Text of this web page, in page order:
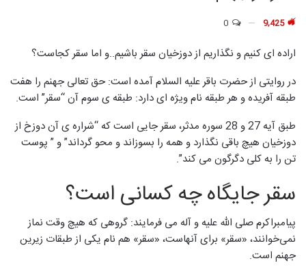
9,425
اراده ای کنیم و نگذاریم از دوزخیان سقر باشیم..و اما سقر کجاست؟
در روايتی از حضرت باقر علیه السلام آمده است: حق تعالی جهنم را هفت
طبقه آفريده و هر طبقه نام ويژه ای دارد: طبقه ی سوم آن “سقر” است.
طبق آیه 27 و 28 سوره مدثر، سقر جایی است که “شراره ی آن دوزخ از
دوزخیان هیچ باقی نگذارد و همه را بسوزاند و محو گرداند” و ” پوست
تن را به کلی دگرگون می کند”.
سقر جایگاه چه کسانی است؟
پیامبراکرم صلی الله علیه و آله می فرمایند: گروهی که هیچ وقت نماز
نمی‌خوانند، «سقر» برای آنهاست، «سقر» هم نام یکی از طبقات زیرین
جهنم است.